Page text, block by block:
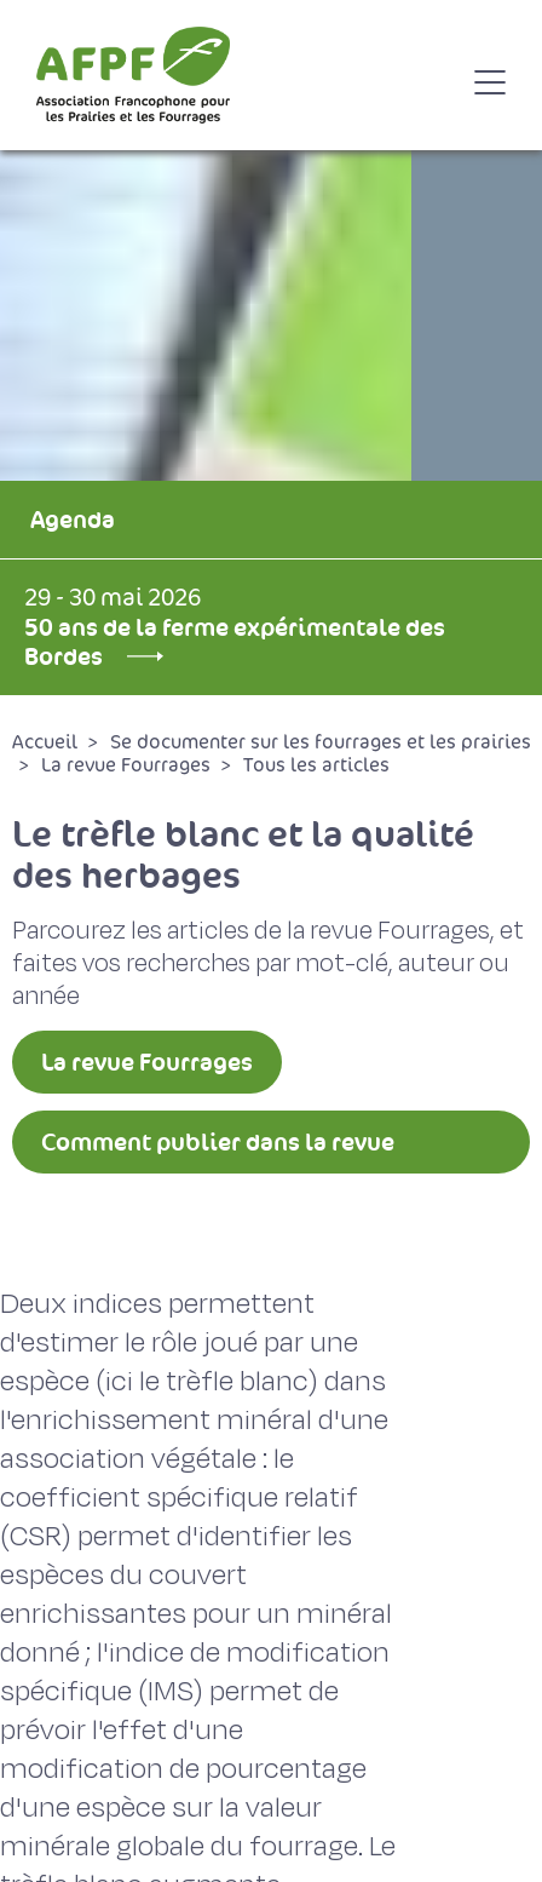
Agenda
29 - 30 mai 2026
50 ans de la ferme expérimentale des
Bordes
Accueil
Se documenter sur les fourrages et les prairies
La revue Fourrages
Tous les articles
Le trèfle blanc et la qualité
des herbages
Parcourez les articles de la revue Fourrages, et
faites vos recherches par mot-clé, auteur ou
année
La revue Fourrages
Comment publier dans la revue
Deux indices permettent
d'estimer le rôle joué par une
espèce (ici le trèfle blanc) dans
l'enrichissement minéral d'une
association végétale : le
coefficient spécifique relatif
(CSR) permet d'identifier les
espèces du couvert
enrichissantes pour un minéral
donné ; l'indice de modification
spécifique (IMS) permet de
prévoir l'effet d'une
modification de pourcentage
d'une espèce sur la valeur
minérale globale du fourrage. Le